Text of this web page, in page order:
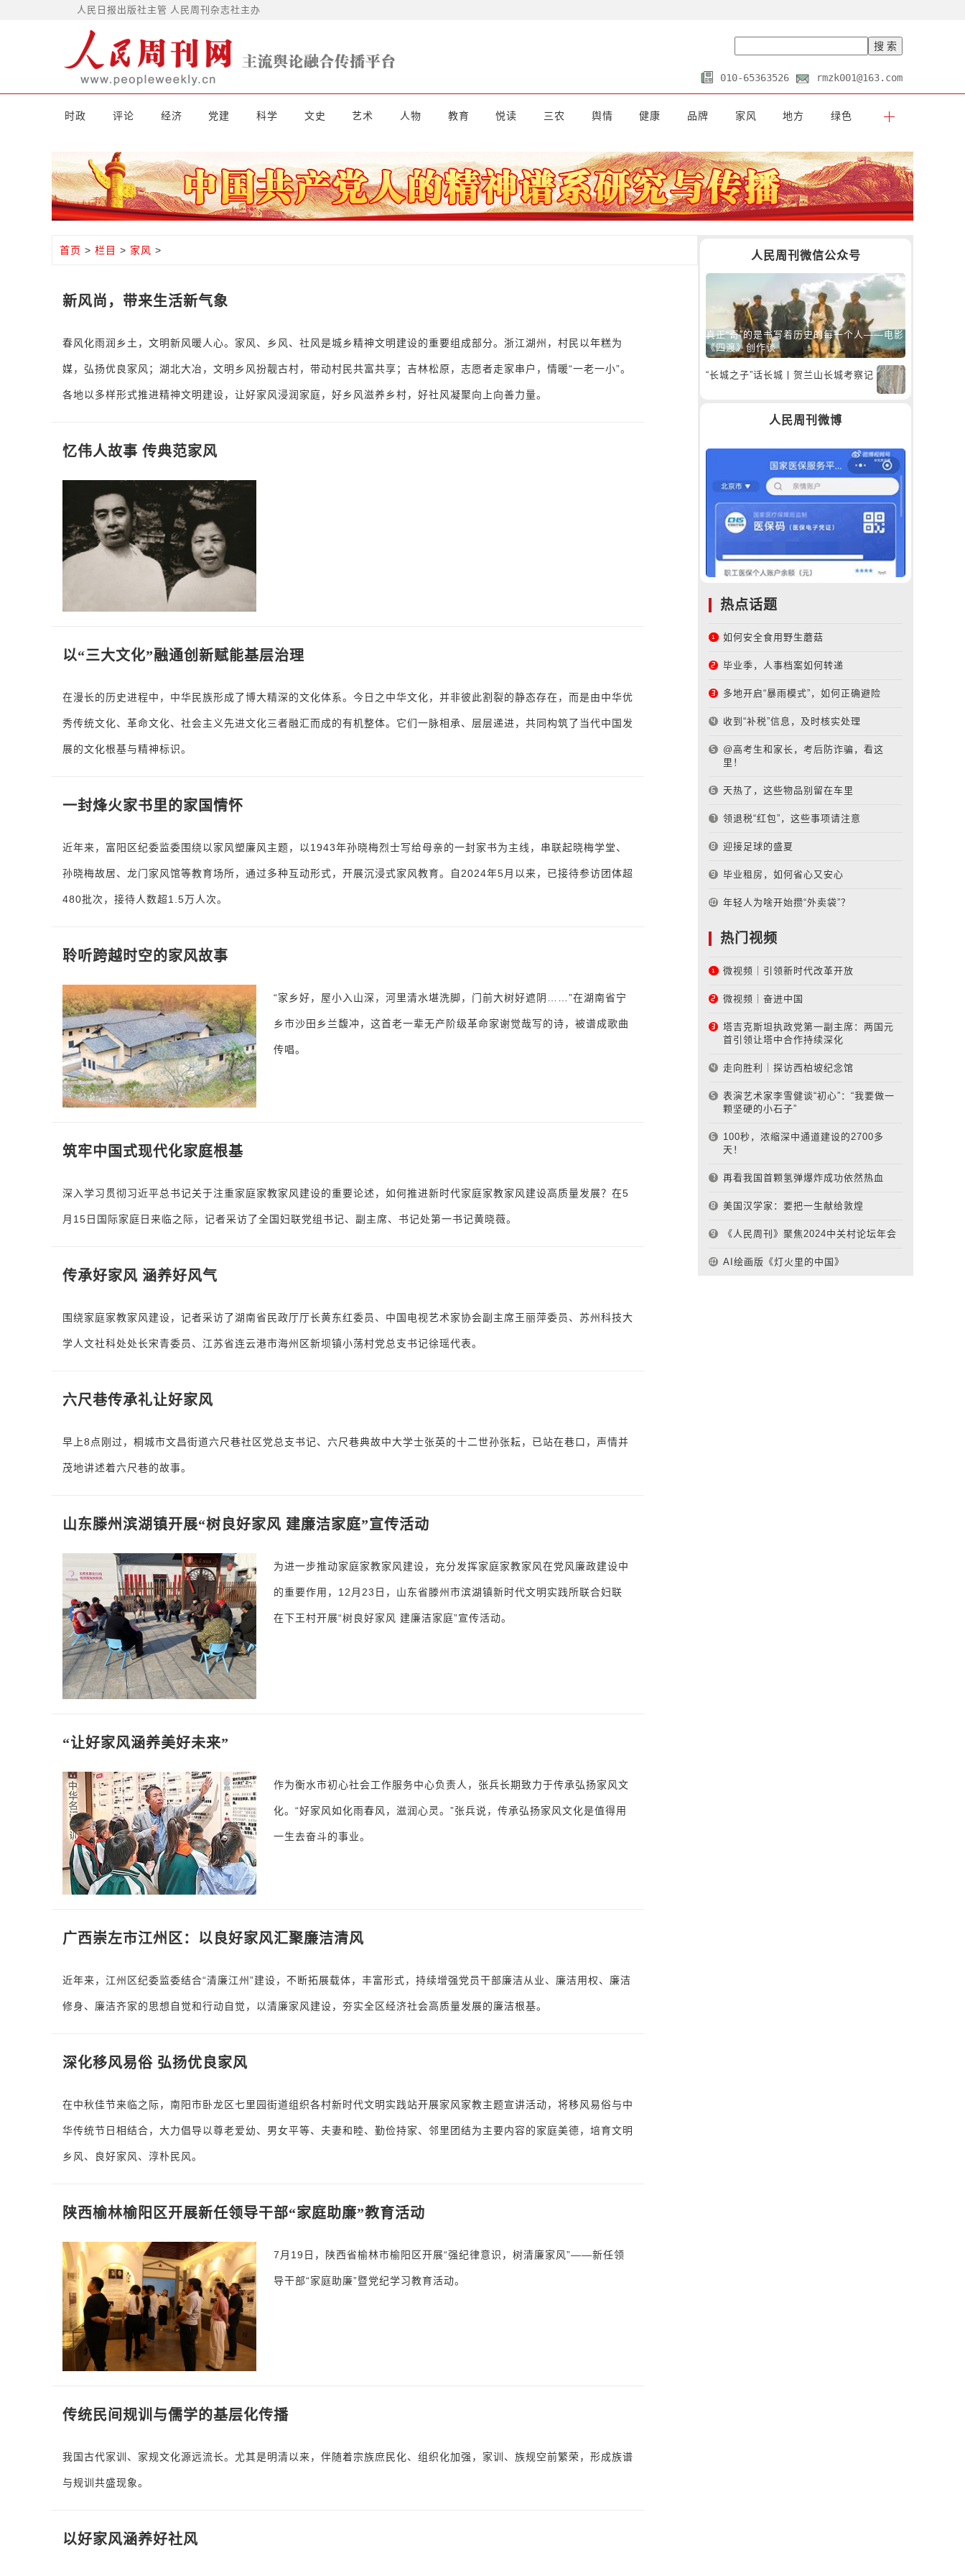
人民日报出版社主管 人民周刊杂志社主办
010-65363526 rmzk001@163.com
时政 评论 经济 党建 科学 文史 艺术 人物 教育 悦读 三农 舆情 健康 品牌 家风 地方 绿色
首页 > 栏目 > 家风 >
新风尚，带来生活新气象
春风化雨润乡土，文明新风暖人心。家风、乡风、社风是城乡精神文明建设的重要组成部分。浙江湖州，村民以年糕为
媒，弘扬优良家风；湖北大冶，文明乡风扮靓古村，带动村民共富共享；吉林松原，志愿者走家串户，情暖“一老一小”。
各地以多样形式推进精神文明建设，让好家风浸润家庭，好乡风滋养乡村，好社风凝聚向上向善力量。
忆伟人故事 传典范家风
以“三大文化”融通创新赋能基层治理
在漫长的历史进程中，中华民族形成了博大精深的文化体系。今日之中华文化，并非彼此割裂的静态存在，而是由中华优
秀传统文化、革命文化、社会主义先进文化三者融汇而成的有机整体。它们一脉相承、层层递进，共同构筑了当代中国发
展的文化根基与精神标识。
一封烽火家书里的家国情怀
近年来，富阳区纪委监委围绕以家风塑廉风主题，以1943年孙晓梅烈士写给母亲的一封家书为主线，串联起晓梅学堂、
孙晓梅故居、龙门家风馆等教育场所，通过多种互动形式，开展沉浸式家风教育。自2024年5月以来，已接待参访团体超
480批次，接待人数超1.5万人次。
聆听跨越时空的家风故事
“家乡好，屋小入山深，河里清水堪洗脚，门前大树好遮阴……”在湖南省宁
乡市沙田乡兰馥冲，这首老一辈无产阶级革命家谢觉哉写的诗，被谱成歌曲
传唱。
筑牢中国式现代化家庭根基
深入学习贯彻习近平总书记关于注重家庭家教家风建设的重要论述，如何推进新时代家庭家教家风建设高质量发展？在5
月15日国际家庭日来临之际，记者采访了全国妇联党组书记、副主席、书记处第一书记黄晓薇。
传承好家风 涵养好风气
围绕家庭家教家风建设，记者采访了湖南省民政厅厅长黄东红委员、中国电视艺术家协会副主席王丽萍委员、苏州科技大
学人文社科处处长宋青委员、江苏省连云港市海州区新坝镇小荡村党总支书记徐瑶代表。
六尺巷传承礼让好家风
早上8点刚过，桐城市文昌街道六尺巷社区党总支书记、六尺巷典故中大学士张英的十二世孙张耘，已站在巷口，声情并
茂地讲述着六尺巷的故事。
山东滕州滨湖镇开展“树良好家风 建廉洁家庭”宣传活动
为进一步推动家庭家教家风建设，充分发挥家庭家教家风在党风廉政建设中
的重要作用，12月23日，山东省滕州市滨湖镇新时代文明实践所联合妇联
在下王村开展“树良好家风 建廉洁家庭”宣传活动。
“让好家风涵养美好未来”
作为衡水市初心社会工作服务中心负责人，张兵长期致力于传承弘扬家风文
化。“好家风如化雨春风，滋润心灵。”张兵说，传承弘扬家风文化是值得用
一生去奋斗的事业。
广西崇左市江州区：以良好家风汇聚廉洁清风
近年来，江州区纪委监委结合“清廉江州”建设，不断拓展载体，丰富形式，持续增强党员干部廉洁从业、廉洁用权、廉洁
修身、廉洁齐家的思想自觉和行动自觉，以清廉家风建设，夯实全区经济社会高质量发展的廉洁根基。
深化移风易俗 弘扬优良家风
在中秋佳节来临之际，南阳市卧龙区七里园街道组织各村新时代文明实践站开展家风家教主题宣讲活动，将移风易俗与中
华传统节日相结合，大力倡导以尊老爱幼、男女平等、夫妻和睦、勤俭持家、邻里团结为主要内容的家庭美德，培育文明
乡风、良好家风、淳朴民风。
陕西榆林榆阳区开展新任领导干部“家庭助廉”教育活动
7月19日，陕西省榆林市榆阳区开展“强纪律意识，树清廉家风”——新任领
导干部“家庭助廉”暨党纪学习教育活动。
传统民间规训与儒学的基层化传播
我国古代家训、家规文化源远流长。尤其是明清以来，伴随着宗族庶民化、组织化加强，家训、族规空前繁荣，形成族谱
与规训共盛现象。
以好家风涵养好社风
人民周刊微信公众号
真正“奇”的是书写着历史的每一个人——电影
《四渡》创作谈
“长城之子”话长城丨贺兰山长城考察记
人民周刊微博
热点话题
如何安全食用野生蘑菇
毕业季，人事档案如何转递
多地开启“暴雨模式”，如何正确避险
收到“补税”信息，及时核实处理
@高考生和家长，考后防诈骗，看这
里！
天热了，这些物品别留在车里
领退税“红包”，这些事项请注意
迎接足球的盛夏
毕业租房，如何省心又安心
年轻人为啥开始攒“外卖袋”？
热门视频
微视频｜引领新时代改革开放
微视频｜奋进中国
塔吉克斯坦执政党第一副主席：两国元
首引领让塔中合作持续深化
走向胜利｜探访西柏坡纪念馆
表演艺术家李雪健谈“初心”：“我要做一
颗坚硬的小石子”
100秒，浓缩深中通道建设的2700多
天！
再看我国首颗氢弹爆炸成功依然热血
美国汉学家：要把一生献给敦煌
《人民周刊》聚焦2024中关村论坛年会
AI绘画版《灯火里的中国》